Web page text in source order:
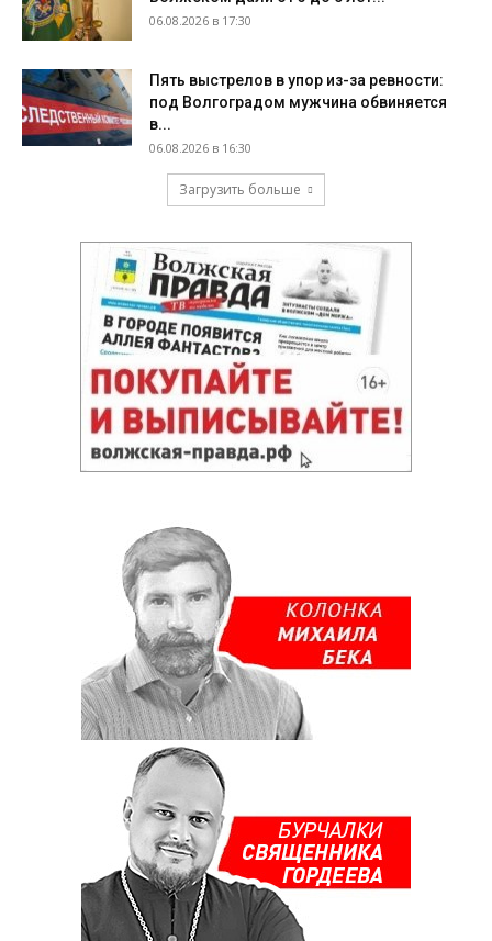
06.08.2026 в 17:30
Пять выстрелов в упор из-за ревности:
под Волгоградом мужчина обвиняется
в...
06.08.2026 в 16:30
Загрузить больше